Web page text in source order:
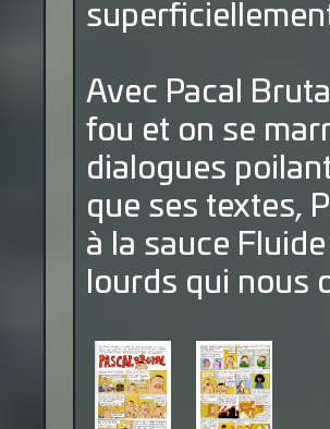
Avec Pacal
fou et on se
dialogues
que ses textes,
à la sauce
lourds qui nous